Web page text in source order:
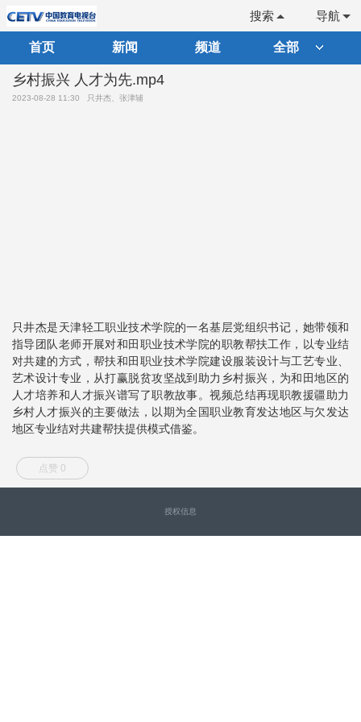
导航
搜索
首页 新闻 频道 全部
乡村振兴 人才为先.mp4
2023-08-28 11:30 只井杰、张津辅
只井杰是天津轻工职业技术学院的一名基层党组织书记，她带领和
指导团队老师开展对和田职业技术学院的职教帮扶工作，以专业结
对共建的方式，帮扶和田职业技术学院建设服装设计与工艺专业、
艺术设计专业，从打赢脱贫攻坚战到助力乡村振兴，为和田地区的
人才培养和人才振兴谱写了职教故事。视频总结再现职教援疆助力
乡村人才振兴的主要做法，以期为全国职业教育发达地区与欠发达
地区专业结对共建帮扶提供模式借鉴。
点赞 0
授权信息